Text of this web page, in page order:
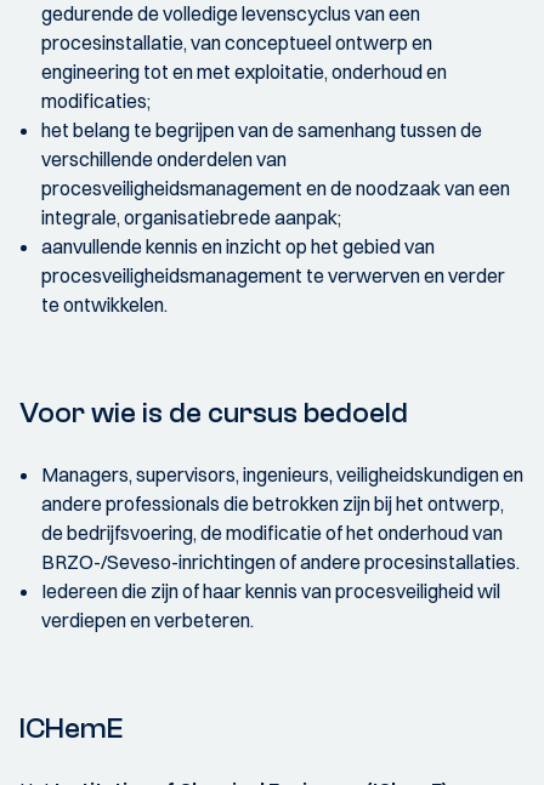
gedurende de volledige levenscyclus van een
procesinstallatie, van conceptueel ontwerp en
engineering tot en met exploitatie, onderhoud en
modificaties;
het belang te begrijpen van de samenhang tussen de
verschillende onderdelen van
procesveiligheidsmanagement en de noodzaak van een
integrale, organisatiebrede aanpak;
aanvullende kennis en inzicht op het gebied van
procesveiligheidsmanagement te verwerven en verder
te ontwikkelen.
Voor wie is de cursus bedoeld
Managers, supervisors, ingenieurs, veiligheidskundigen en
andere professionals die betrokken zijn bij het ontwerp,
de bedrijfsvoering, de modificatie of het onderhoud van
BRZO-/Seveso-inrichtingen of andere procesinstallaties.
Iedereen die zijn of haar kennis van procesveiligheid wil
verdiepen en verbeteren.
ICHemE